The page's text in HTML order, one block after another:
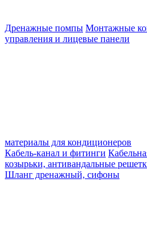
Дренажные помпы Монтажные
управления и лицевые панели
материалы для кондиционеров
Кабель-канал и фитинги
козырьки, антивандальные
Шланг дренажный, сифоны